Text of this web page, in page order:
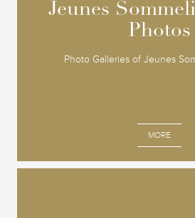
Jeunes
Photos
Photo Galleries of Jeunes
MORE
Jeunes
Photos